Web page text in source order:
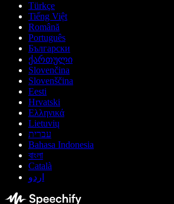
Türkçe
Tiếng Việt
Română
Português
Български
ქართული
Slovenčina
Slovenščina
Eesti
Hrvatski
Ελληνικά
Lietuvių
עברית
Bahasa Indonesia
বাংলা
Català
اردو